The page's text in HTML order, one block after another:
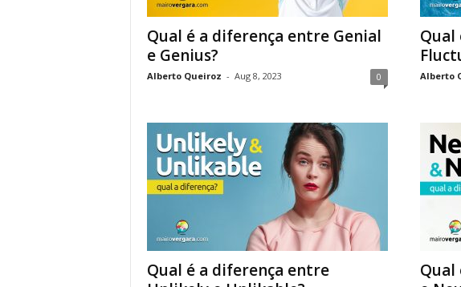
Qual é a diferença entre Genial
e Genius?
Alberto Queiroz - Aug 8, 2023 0
Qual
Alberto
Qual é a diferença entre